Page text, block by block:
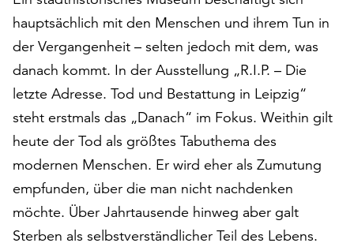
auf
„Alle
akzeptieren“,
um
alle
Cookies
zu
akzeptieren.
Sie
können
Ihr
Einverständnis
jederzeit
hauptsächlich mit den Menschen und ihrem Tun in
der Vergangenheit – selten jedoch mit dem, was
danach kommt. In der Ausstellung „R.I.P. – Die
letzte Adresse. Tod und Bestattung in Leipzig“
steht erstmals das „Danach“ im Fokus. Weithin gilt
heute der Tod als größtes Tabuthema des
modernen Menschen. Er wird eher als Zumutung
empfunden, über die man nicht nachdenken
möchte. Über Jahrtausende hinweg aber galt
Sterben als selbstverständlicher Teil des Lebens.